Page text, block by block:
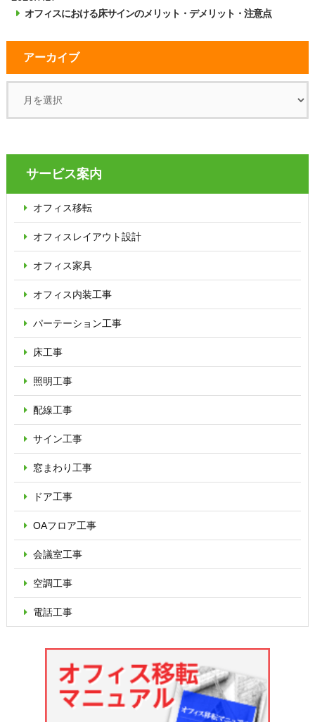
オフィスにおける床サインのメリット・デメリット・注意点
アーカイブ
サービス案内
オフィス移転
オフィス レイアウト設計
オフィス家具
オフィス内装工事
パーテーション工事
床工事
照明工事
配線工事
サイン工事
窓まわり工事
ドア工事
OAフロア工事
会議室工事
空調工事
電話工事